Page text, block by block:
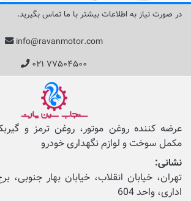
در صورت نیاز به اطلاعات بیشتر با ما تماس بگیرید.
info@ravanmotor.com
۰۲۱ ۷۷۵۰۴۵۰۰
عرضه کننده روغن موتور، روغن ترمز و
مکمل‌ سوخت و لوازم نگهداری خودرو
نشانی:
تهران، خیابان انقلاب، خیابان بهار جنوبی،
اداری، واحد 604